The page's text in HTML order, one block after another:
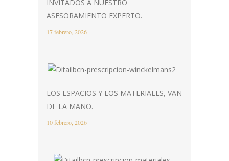
INVITADOS A NUESTRO
ASESORAMIENTO EXPERTO.
17 febrero, 2026
LOS ESPACIOS Y LOS MATERIALES, VAN
DE LA MANO.
10 febrero, 2026